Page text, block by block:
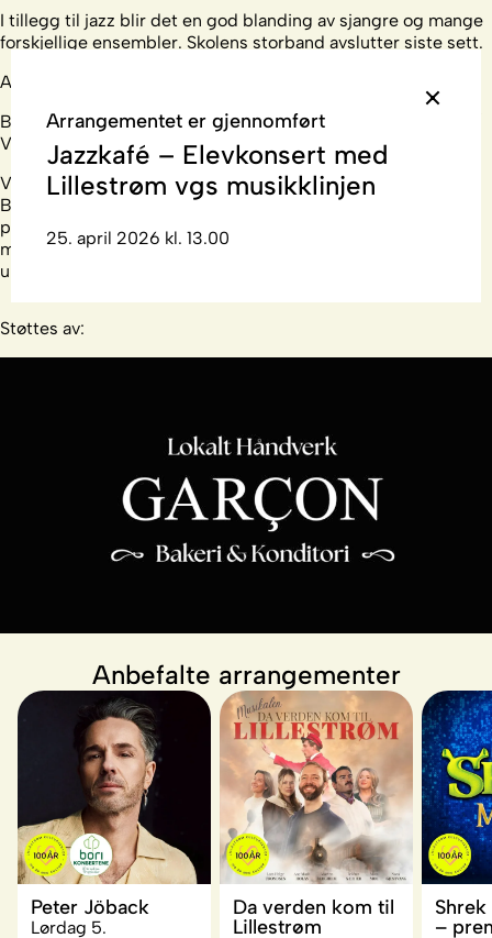
I tillegg til jazz blir det en god blanding av sjangre og mange
forskjellige ensembler. Skolens storband avslutter siste sett.
Arrangør: Lillestrøm Jazzklubb
Billetter kr 250 / medlemmer av Lillestrøm jazzklubb kr 150 /
VIP kr 1890
VIP - Det runde bord. Det selges kun en billett pr. konsert.
Billetten inkluderer eksklusiv plass ved scenen for 2
personer, hvit duk og oppdekking med snacks og en flaske
med husets Champagne. Denne plasseringen gir deg en
unik, eksklusiv opplevelse tett på musikerne.
Støttes av:
Anbefalte arrangementer
Peter Jöback
Lørdag 5.
Da verden kom til
Lillestrøm
–
Arrangementet er gjennomført
Jazzkafé – Elevkonsert med
Lillestrøm vgs musikklinjen
25. april 2026 kl. 13.00